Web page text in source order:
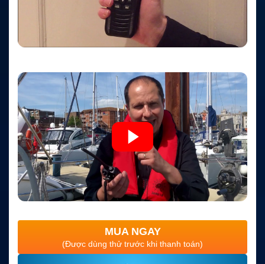
MUA NGAY
(Được dùng thử trước khi thanh toán)